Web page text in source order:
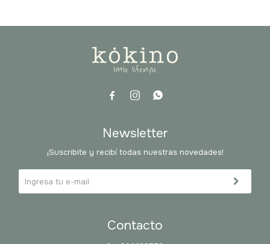
  
Contacto
Newsletter
¡Suscribite y recibí todas nuestras novedades!